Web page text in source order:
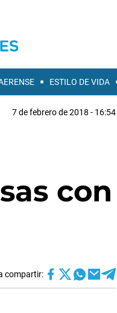
ESTILO DE VIDA
7 de febrero de 2018 - 16:54
con
compartir: